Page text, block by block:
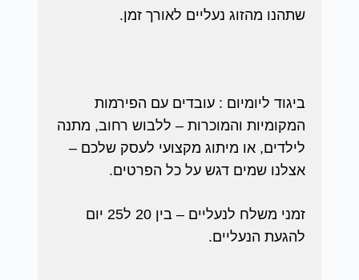
שתהנו מהזוג נעליים לאורך זמן.
ביגוד ליומיום : עובדים עם הפירמות
המקומיות והמוכרות – ללבוש רחוב, מתנה
לילדים, או מיתוג מקצועי לעסק שלכם –
אצלנו שמים דגש על כל הפרטים.
זמני משלח לנעליים – בין 20 ל25 יום
להגעת הנעליים.